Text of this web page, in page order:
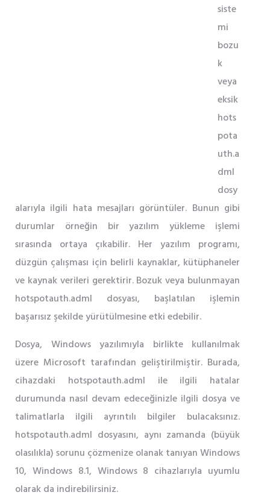
siste
mi
bozu
k
veya
eksik
hots
pota
uth.a
dml
dosy
alarıyla ilgili hata mesajları görüntüler. Bunun gibi
durumlar örneğin bir yazılım yükleme işlemi
sırasında ortaya çıkabilir. Her yazılım programı,
düzgün çalışması için belirli kaynaklar, kütüphaneler
ve kaynak verileri gerektirir. Bozuk veya bulunmayan
hotspotauth.adml dosyası, başlatılan işlemin
başarısız şekilde yürütülmesine etki edebilir.
Dosya, Windows yazılımıyla birlikte kullanılmak
üzere Microsoft tarafından geliştirilmiştir. Burada,
cihazdaki hotspotauth.adml ile ilgili hatalar
durumunda nasıl devam edeceğinizle ilgili dosya ve
talimatlarla ilgili ayrıntılı bilgiler bulacaksınız.
hotspotauth.adml dosyasını, aynı zamanda (büyük
olasılıkla) sorunu çözmenize olanak tanıyan Windows
10, Windows 8.1, Windows 8 cihazlarıyla uyumlu
olarak da indirebilirsiniz.